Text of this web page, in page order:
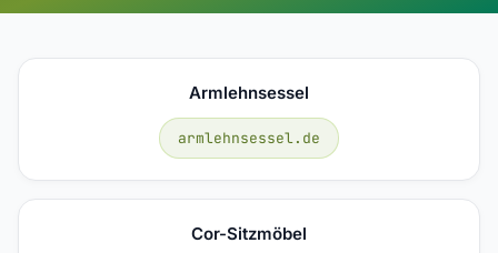
Armlehnsessel
armlehnsessel.de
Cor-Sitzmöbel